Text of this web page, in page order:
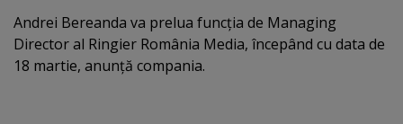
Andrei Bereanda va prelua funcţia de Managing
Director al Ringier România Media, începând cu data de
18 martie, anunţă compania.